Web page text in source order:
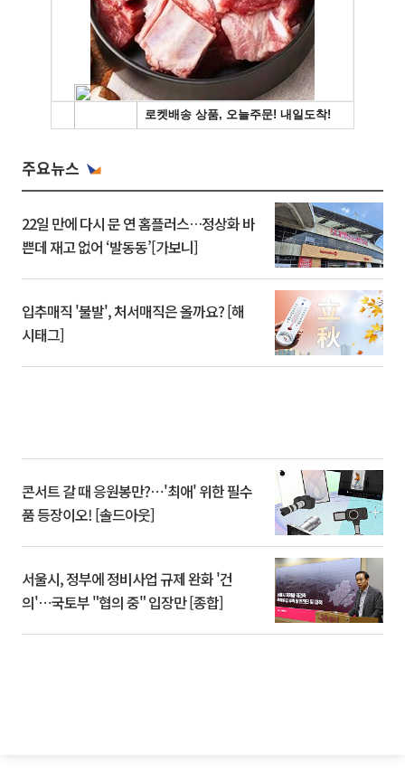
주요뉴스
22일 만에 다시 문 연 홈플러스…정상화 바
쁜데 재고 없어 ‘발동동’[가보니]
입추매직 '불발', 처서매직은 올까요? [해
시태그]
콘서트 갈 때 응원봉만?⋯'최애' 위한 필수
품 등장이오! [솔드아웃]
서울시, 정부에 정비사업 규제 완화 '건
의'⋯국토부 "협의 중" 입장만 [종합]